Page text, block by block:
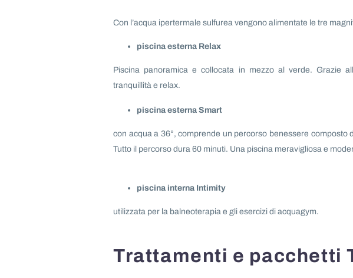
Con l’acqua ipertermale sulfurea vengono alimentate le tre
piscina esterna Relax
Piscina panoramica e collocata in mezzo al verde. Grazie
tranquillità e relax.
piscina esterna Smart
con acqua a 36°, comprende un percorso benessere composto
Tutto il percorso dura 60 minuti. Una piscina meravigliosa e
piscina interna Intimity
utilizzata per la balneoterapia e gli esercizi di acquagym.
Trattamenti e pacchetti